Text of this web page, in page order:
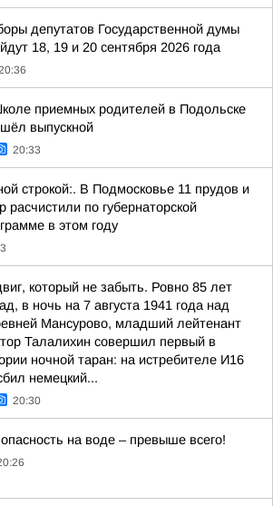
депутатов Государственной думы
18, 19 и 20 сентября 2026 года
приемных родителей в Подольске
выпускной
20:33
строкой:. В Подмосковье 11 прудов и
расчистили по губернаторской
в этом году
который не забыть. Ровно 85 лет
в ночь на 7 августа 1941 года над
Мансурово, младший лейтенант
Талалихин совершил первый в
ночной таран: на истребителе И16
немецкий...
20:30
на воде – превыше всего!